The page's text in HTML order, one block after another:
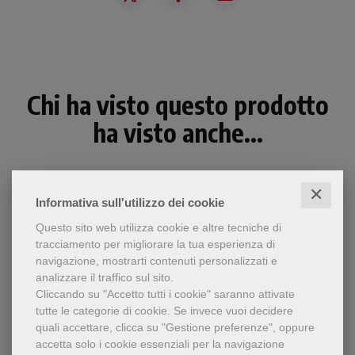
Informativa sull'utilizzo dei cookie ✕
Questo sito web utilizza cookie e altre tecniche di
tracciamento per migliorare la tua esperienza di
navigazione, mostrarti contenuti personalizzati e
analizzare il traffico sul sito.
Cliccando su "Accetto tutti i cookie" saranno attivate
tutte le categorie di cookie. Se invece vuoi decidere
quali accettare, clicca su "Gestione preferenze", oppure
accetta solo i cookie essenziali per la navigazione
Chi ha visto questo prodotto
ha visto anche...